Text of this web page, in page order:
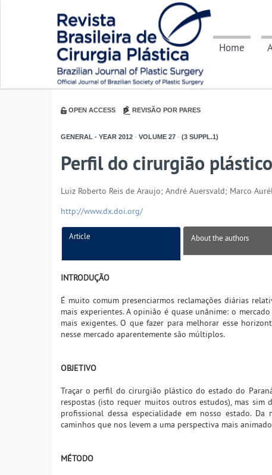
Home
OPEN ACCESS REVISÃO POR PARES
GENERAL - YEAR 2012 - VOLUME 27 - (3 SUPPL.1)
Perfil do cirurgião
Luiz Roberto Reis de Araujo; André Auersvald; Marco
http://www.dx.doi.org/
Article About the authors
INTRODUÇÃO
É muito comum presenciarmos reclamações diárias
mais experientes. A opinião é quase unânime: o
mais exigentes. O que fazer para melhorar esse
nesse mercado aparentemente são múltiplos.
OBJETIVO
Traçar o perfil do cirurgião plástico do estado do
respostas (isto requer muitos outros estudos), mas
profissional dessa especialidade em nosso estado.
caminhos que nos levem a uma perspectiva mais
MÉTODO